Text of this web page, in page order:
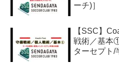
ーチ)］
【SSC】
戦術／基本
ターセプト/